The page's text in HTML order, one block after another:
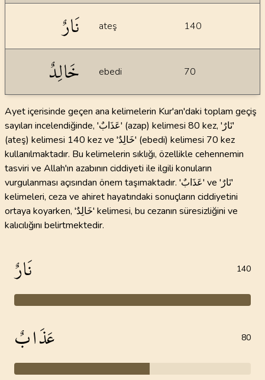
نَارٌ ateş 140
خَالِدٌ ebedi 70
Ayet içerisinde geçen ana kelimelerin Kur'an'daki toplam geçiş
sayıları incelendiğinde, 'عَذَابٌ' (azap) kelimesi 80 kez, 'نَارٌ'
(ateş) kelimesi 140 kez ve 'خَالِدٌ' (ebedi) kelimesi 70 kez
kullanılmaktadır. Bu kelimelerin sıklığı, özellikle cehennemin
tasviri ve Allah'ın azabının ciddiyeti ile ilgili konuların
vurgulanması açısından önem taşımaktadır. 'عَذَابٌ' ve 'نَارٌ'
kelimeleri, ceza ve ahiret hayatındaki sonuçların ciddiyetini
ortaya koyarken, 'خَالِدٌ' kelimesi, bu cezanın süresizliğini ve
kalıcılığını belirtmektedir.
نَارٌ 140
عَذَابٌ 80